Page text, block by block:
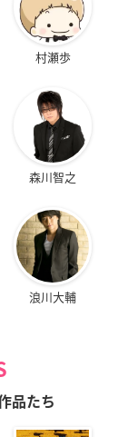
村瀬歩
森川智之
浪川大輔
品たち